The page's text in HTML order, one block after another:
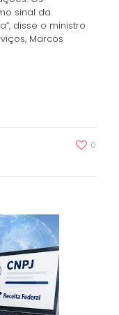
sinal da
disse o ministro
Marcos
0